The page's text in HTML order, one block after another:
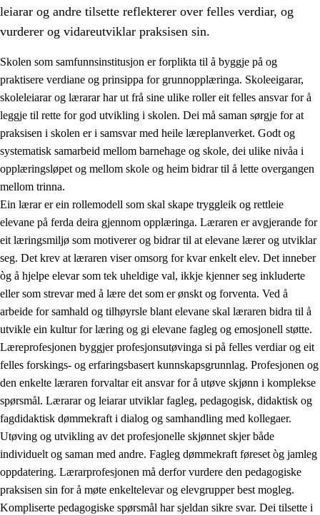
3. Prinsipp for praksisen i skolen
Eit inkluderande læringsmiljø
3.2 Undervisning og tilpassa opplæring
3.3 Samarbeid mellom heim og skole
3.4 Opplæring i lærebedrift og arbeidsliv
3.5 Profesjonsfellesskap og skoleutvikling
leiarar og andre tilsette reflekterer over felles verdiar, og
vurderer og vidareutviklar praksisen sin.
Skolen som samfunnsinstitusjon er forplikta til å byggje på og
praktisere verdiane og prinsippa for grunnopplæringa. Skoleeigarar,
skoleleiarar og lærarar har ut frå sine ulike roller eit felles ansvar for å
leggje til rette for god utvikling i skolen. Dei må saman sørgje for at
praksisen i skolen er i samsvar med heile læreplanverket. Godt og
systematisk samarbeid mellom barnehage og skole, dei ulike nivåa i
opplæringsløpet og mellom skole og heim bidrar til å lette overgangen
mellom trinna.
Ein lærar er ein rollemodell som skal skape tryggleik og rettleie
elevane på ferda deira gjennom opplæringa. Læraren er avgjerande for
eit læringsmiljø som motiverer og bidrar til at elevane lærer og utviklar
seg. Det krev at læraren viser omsorg for kvar enkelt elev. Det inneber
òg å hjelpe elevar som tek uheldige val, ikkje kjenner seg inkluderte
eller som strevar med å lære det som er ønskt og forventa. Ved å
arbeide for samhald og tilhøyrsle blant elevane skal læraren bidra til å
utvikle ein kultur for læring og gi elevane fagleg og emosjonell støtte.
Læreprofesjonen byggjer profesjonsutøvinga si på felles verdiar og eit
felles forskings- og erfaringsbasert kunnskapsgrunnlag. Profesjonen og
den enkelte læraren forvaltar eit ansvar for å utøve skjønn i komplekse
spørsmål. Lærarar og leiarar utviklar fagleg, pedagogisk, didaktisk og
fagdidaktisk dømmekraft i dialog og samhandling med kollegaer.
Utøving og utvikling av det profesjonelle skjønnet skjer både
individuelt og saman med andre. Fagleg dømmekraft føreset òg jamleg
oppdatering. Lærarprofesjonen må derfor vurdere den pedagogiske
praksisen sin for å møte enkeltelevar og elevgrupper best mogleg.
Kompliserte pedagogiske spørsmål har sjeldan sikre svar. Dei tilsette i